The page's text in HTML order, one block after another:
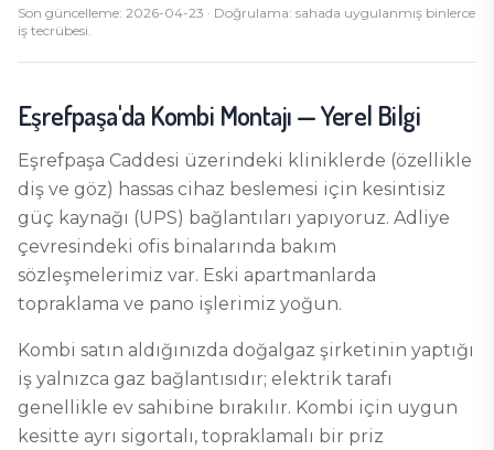
Son güncelleme: 2026-04-23 · Doğrulama: sahada uygulanmış binlerce
iş tecrübesi.
Eşrefpaşa'da Kombi Montajı— Yerel Bilgi
Eşrefpaşa Caddesi üzerindeki kliniklerde (özellikle
diş ve göz) hassas cihaz beslemesi için kesintisiz
güç kaynağı (UPS) bağlantıları yapıyoruz. Adliye
çevresindeki ofis binalarında bakım
sözleşmelerimiz var. Eski apartmanlarda
topraklama ve pano işlerimiz yoğun.
Kombi satın aldığınızda doğalgaz şirketinin yaptığı
iş yalnızca gaz bağlantısıdır; elektrik tarafı
genellikle ev sahibine bırakılır. Kombi için uygun
kesitte ayrı sigortalı, topraklamalı bir priz